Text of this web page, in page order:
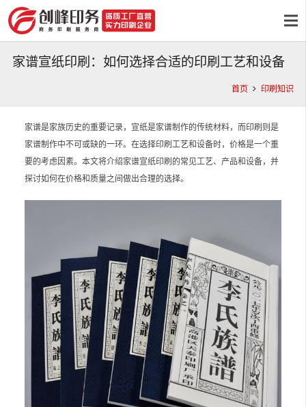
家谱宣纸印刷：如何选择合适的印刷工艺和设备
首页 印刷知识
家谱是家族历史的重要记录，宣纸是家谱制作的传统材料，而印刷则是
家谱制作中不可或缺的一环。在选择印刷工艺和设备时，价格是一个重
要的考虑因素。本文将介绍家谱宣纸印刷的常见工艺、产品和设备，并
探讨如何在价格和质量之间做出合理的选择。